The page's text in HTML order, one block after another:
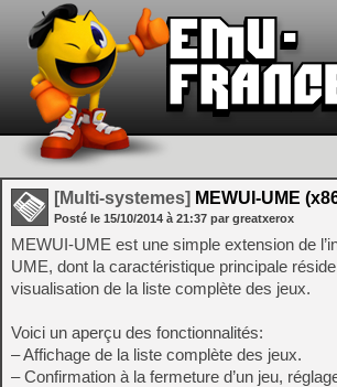
[Multi-systemes] MEWUI-UME
Posté le 15/10/2014 à 21:37 par greatxerox
MEWUI-UME est une simple extension de
UME, dont la caractéristique principale
visualisation de la liste complète des jeux.
Voici un aperçu des fonctionnalités:
– Affichage de la liste complète des jeux.
– Confirmation à la fermeture d’un jeu,